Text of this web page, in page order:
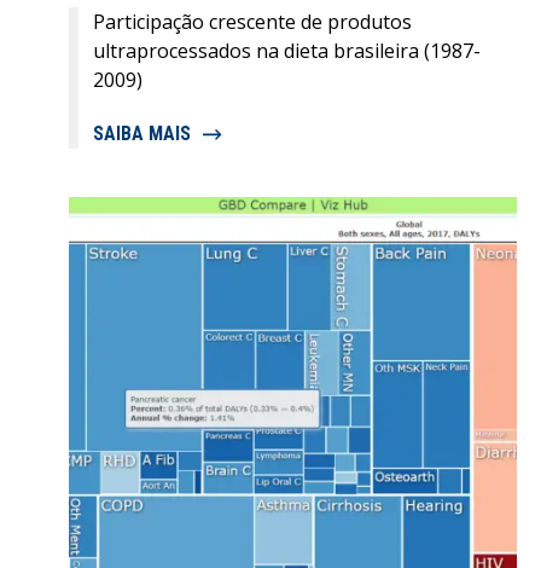
Participação crescente de produtos
ultraprocessados na dieta brasileira (1987-
2009)
SAIBA MAIS